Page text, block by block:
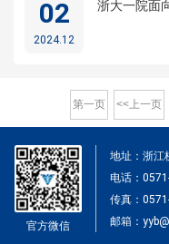
02
2024.12
浙大一院面
第一页 <<上一页
官方微信
地址：浙江
电话：
传真：
邮箱：